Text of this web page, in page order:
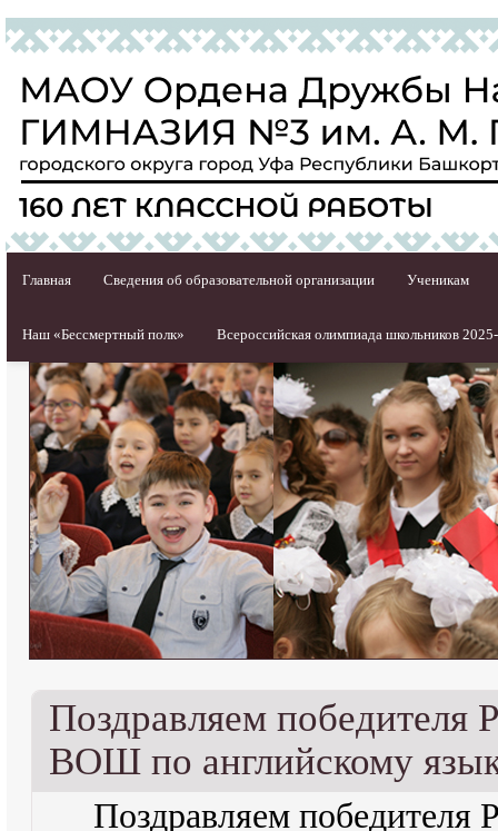
Главная Сведения об образовательной организации Ученикам
Наш «Бессмертный полк» Всероссийская олимпиада школьников
Поздравляем победителя
ВОШ по английскому
Поздравляем победителя